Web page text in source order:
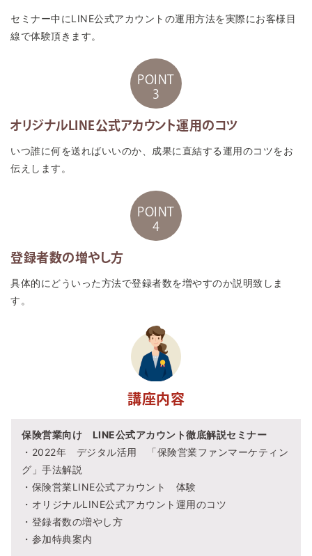
セミナー中にLINE公式アカウントの運用方法を実際にお客様目
線で体験頂きます。
POINT
3
オリジナルLINE公式アカウント運用のコツ
いつ誰に何を送ればいいのか、成果に直結する運用のコツをお
伝えします。
POINT
4
登録者数の増やし方
具体的にどういった方法で登録者数を増やすのか説明致しま
す。
講座内容
保険営業向け LINE公式アカウント徹底解説セミナー
・2022年 デジタル活用 「保険営業ファンマーケティン
グ」手法解説
・保険営業LINE公式アカウント 体験
・オリジナルLINE公式アカウント運用のコツ
・登録者数の増やし方
・参加特典案内